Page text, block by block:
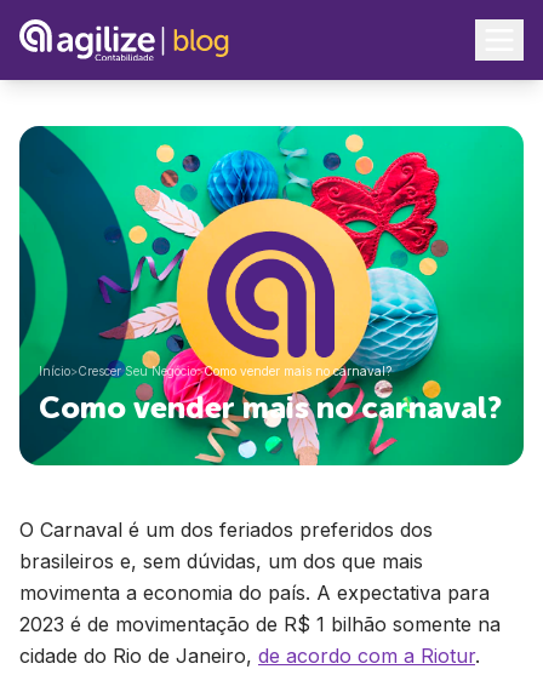
Início>Crescer Seu Negócio>Como vender mais no carnaval?
Como vender mais no carnaval?
O Carnaval é um dos feriados preferidos dos
brasileiros e, sem dúvidas, um dos que mais
movimenta a economia do país. A expectativa para
2023 é de movimentação de R$ 1 bilhão somente na
cidade do Rio de Janeiro, de acordo com a Riotur.